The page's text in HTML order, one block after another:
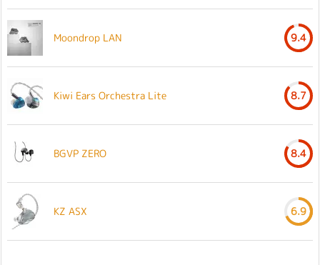
Moondrop LAN 9.4
Kiwi Ears Orchestra Lite 8.7
BGVP ZERO 8.4
KZ ASX 6.9